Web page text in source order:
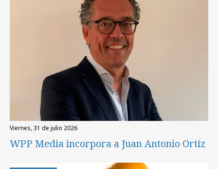
viernes, 31 de julio 2026
WPP Media incorpora a Juan Antonio Ortiz